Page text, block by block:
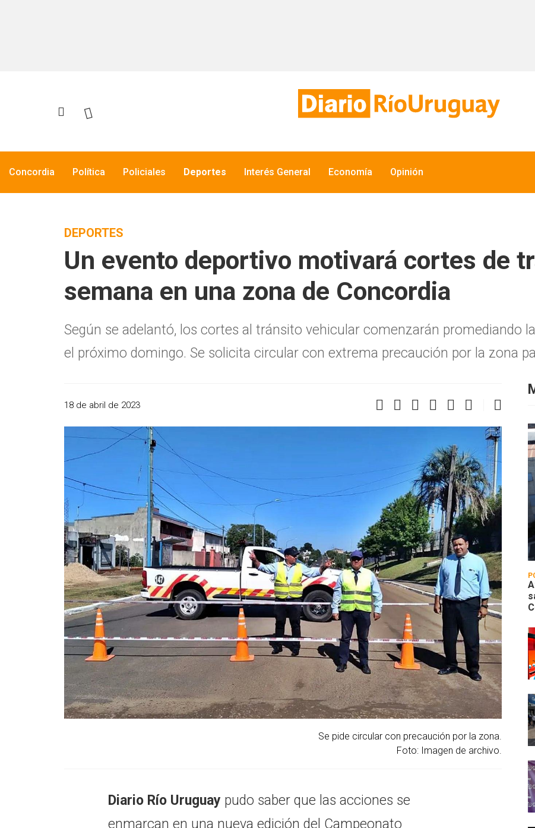
Concordia Política Policiales Deportes Interés General Economía Opinión
DEPORTES
Un evento deportivo motivará cortes de
semana en una zona de Concordia
Según se adelantó, los cortes al tránsito vehicular comenzarán promediando
el próximo domingo. Se solicita circular con extrema precaución por la zona
18 de abril de 2023
Se pide circular con precaución por la zona.
Foto: Imagen de archivo.
Diario Río Uruguay pudo saber que las acciones se
enmarcan en una nueva edición del Campeonato